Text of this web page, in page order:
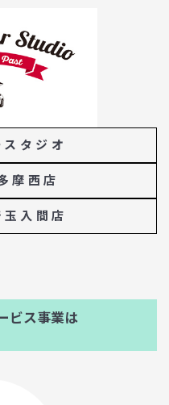
タジオ
摩西店
入間店
ビス事業は